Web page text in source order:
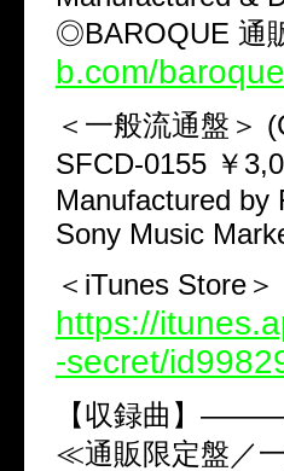
◎BAROQUE 通
b.com/
＜一般流通盤＞
SFCD-0155 ￥
Manufactured
Sony Music
＜iTunes Store＞
https://
-secret/
【収録曲】
≪通販限定盤／